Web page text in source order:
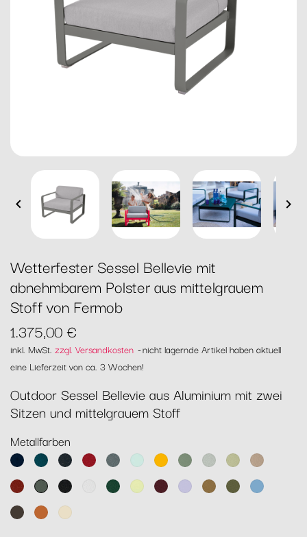
 
Wetterfester Sessel Bellevie mit
abnehmbarem Polster aus mittelgrauem
Stoff von Fermob
1.375,00 €
inkl. MwSt. zzgl. Versandkosten nicht lagernde Artikel haben aktuell
eine Lieferzeit von ca. 3 Wochen!
Outdoor Sessel Bellevie aus Aluminium mit zwei
Sitzen und mittelgrauem Stoff
Metallfarben
AbyssblauAcapulcoblau
Anthrazit
Chili Gewittergrau
Gletscherminze
HonigKaktusLehmgrau
LindgrünMuskat
OckerRosmarin
Lakritz Baumwollweiß
Zederngrün
Zitronensorbet
Schwarzkirsche
Marshmallo
Lebkuchen
PestoMaya
TonkaKandierte
Latte-